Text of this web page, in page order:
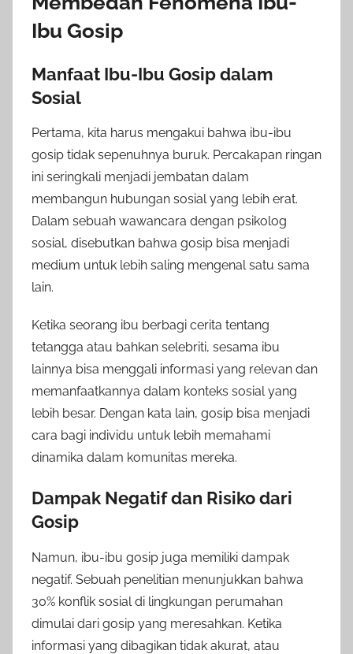
Ibu Gosip
Manfaat Ibu-Ibu Gosip dalam
Sosial
Pertama, kita harus mengakui bahwa ibu-ibu
gosip tidak sepenuhnya buruk. Percakapan ringan
ini seringkali menjadi jembatan dalam
membangun hubungan sosial yang lebih erat.
Dalam sebuah wawancara dengan psikolog
sosial, disebutkan bahwa gosip bisa menjadi
medium untuk lebih saling mengenal satu sama
lain.
Ketika seorang ibu berbagi cerita tentang
tetangga atau bahkan selebriti, sesama ibu
lainnya bisa menggali informasi yang relevan dan
memanfaatkannya dalam konteks sosial yang
lebih besar. Dengan kata lain, gosip bisa menjadi
cara bagi individu untuk lebih memahami
dinamika dalam komunitas mereka.
Dampak Negatif dan Risiko dari
Gosip
Namun, ibu-ibu gosip juga memiliki dampak
negatif. Sebuah penelitian menunjukkan bahwa
30% konflik sosial di lingkungan perumahan
dimulai dari gosip yang meresahkan. Ketika
informasi yang dibagikan tidak akurat, atau